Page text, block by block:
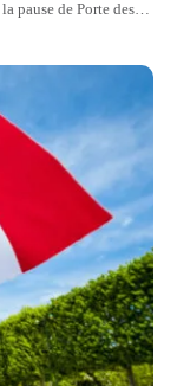
pause de Porte des